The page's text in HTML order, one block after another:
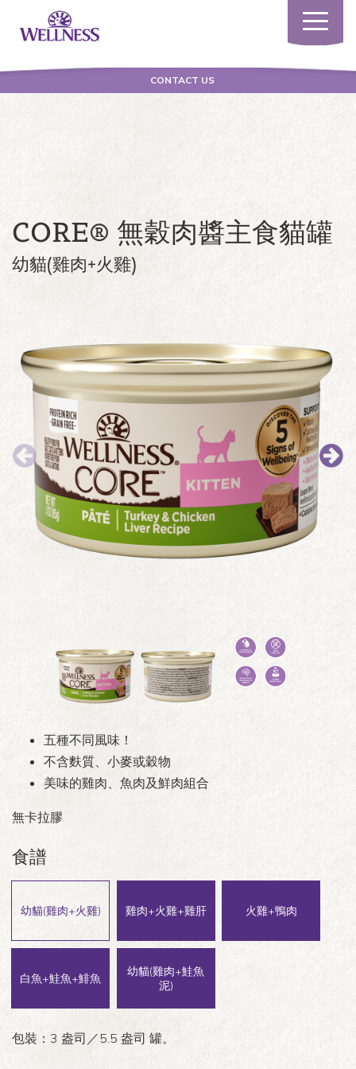
Toggle
CONTACT US
CORE® 無穀肉醬主食貓罐
幼貓(雞肉+火雞)
五種不同風味！
不含麩質、小麥或穀物
美味的雞肉、魚肉及鮮肉組合
無卡拉膠
食譜
幼貓(雞肉+火雞) 雞肉+火雞+雞肝 火雞+鴨肉
白魚+鮭魚+鯡魚
幼貓(雞肉+鮭魚
泥)
包裝：3 盎司／5.5 盎司 罐。